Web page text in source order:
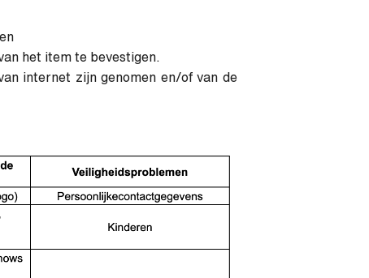
het item te bevestigen.
internet zijn genomen en/of van de